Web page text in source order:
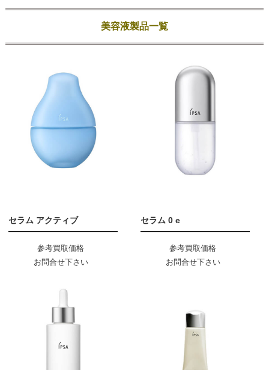
美容液製品一覧
セラム アクティブ
参考買取価格
お問合せ下さい
セラム 0 e
参考買取価格
お問合せ下さい